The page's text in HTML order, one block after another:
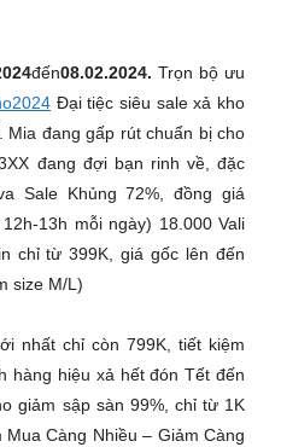
đến08.02.2024. Trọn bộ ưu
Đại tiệc siêu sale xả kho
đang gấp rút chuẩn bị cho
đang đợi bạn rinh về, đặc
Sale Khủng 72%, đồng giá
13h mỗi ngày) 18.000 Vali
chỉ từ 399K, giá gốc lên đến
size M/L)
nhất chỉ còn 799K, tiết kiệm
hàng hiệu xả hết đón Tết đến
giảm sập sàn 99%, chỉ từ 1K
Càng Nhiều – Giảm Càng